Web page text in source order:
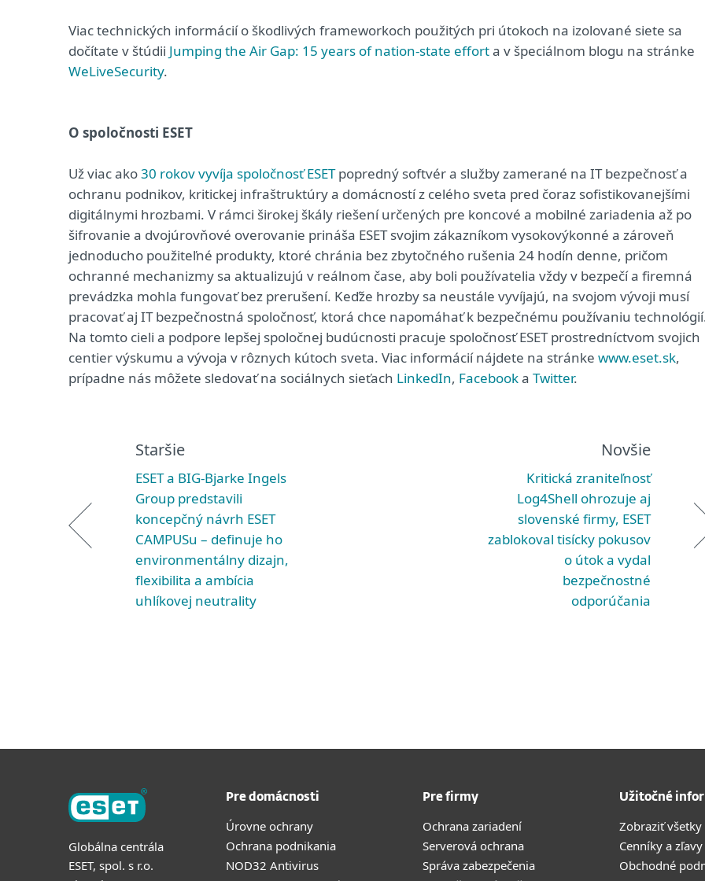
Viac technických informácií o škodlivých frameworkoch použitých pri útokoch na izolované siete sa
dočítate v štúdii Jumping the Air Gap: 15 years of nation-state efforta v špeciálnom blogu na stránke
WeLiveSecurity.
O spoločnosti ESET
Už viac ako30 rokov vyvíja spoločnosť ESETpopredný softvér a služby zamerané na IT bezpečnosť a
ochranu podnikov, kritickej infraštruktúry a domácností z celého sveta pred čoraz sofistikovanejšími
digitálnymi hrozbami. V rámci širokej škály riešení určených pre koncové a mobilné zariadenia až po
šifrovanie a dvojúrovňové overovanie prináša ESET svojim zákazníkom vysokovýkonné a zároveň
jednoducho použiteľné produkty, ktoré chránia bez zbytočného rušenia 24 hodín denne, pričom
ochranné mechanizmy sa aktualizujú v reálnom čase, aby boli používatelia vždy v bezpečí a firemná
prevádzka mohla fungovať bez prerušení. Keďže hrozby sa neustále vyvíjajú, na svojom vývoji musí
pracovať aj IT bezpečnostná spoločnosť, ktorá chce napomáhať k bezpečnému používaniu
Na tomto cieli a podpore lepšej spoločnej budúcnosti pracuje spoločnosť ESET prostredníctvom svojich
centier výskumu a vývoja v rôznych kútoch sveta. Viac informácií nájdete na stránke www.eset.sk,
prípadne nás môžete sledovať na sociálnych sieťach LinkedIn, Facebooka Twitter.
Staršie
ESET a BIG-Bjarke Ingels
Group predstavili
koncepčný návrh ESET
CAMPUSu – definuje ho
environmentálny dizajn,
flexibilita a ambícia
uhlíkovej neutrality
Novšie
Kritická zraniteľnosť
Log4Shell ohrozuje aj
slovenské firmy, ESET
zablokoval tisícky pokusov
o útok a vydal
bezpečnostné
odporúčania
Globálna centrála
ESET, spol. s r.o.
Pre domácnosti
Úrovne ochrany
Ochrana podnikania
NOD32 Antivirus
Pre firmy
Ochrana zariadení
Serverová ochrana
Správa zabezpečenia
Užitočné
Zobraziť
Cenníky a zľavy
Obchodné